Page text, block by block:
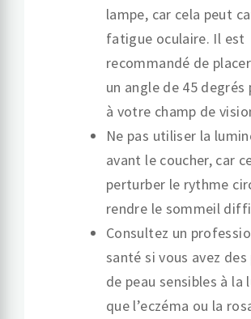
lampe, car cela peut
fatigue oculaire. Il est
recommandé de
un angle de 45
à votre champ de
Ne pas utiliser la
avant le coucher, car
perturber le rythme
rendre le sommeil
Consultez un
santé si vous avez
de peau sensibles à la
que l’eczéma ou la